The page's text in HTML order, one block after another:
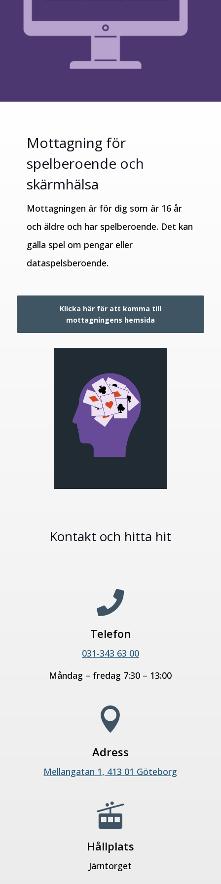
Mottagning för
spelberoende och
skärmhälsa
Mottagningen är för dig som är 16 år
och äldre och har spelberoende. Det kan
gälla spel om pengar eller
dataspelsberoende.
Klicka här för att komma till
mottagningens hemsida
Kontakt och hitta hit

Telefon
031-343 63 00
Måndag – fredag 7:30 – 13:00

Adress
Mellangatan 1, 413 01 Göteborg

Hållplats
Järntorget